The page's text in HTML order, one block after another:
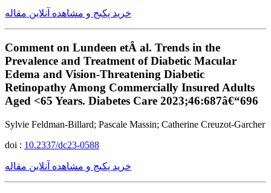
خرید پکیج و مشاهده آنلاین مقاله
Comment on Lundeen etÂ al. Trends in the
Prevalence and Treatment of Diabetic Macular
Edema and Vision-Threatening Diabetic
Retinopathy Among Commercially Insured Adults
Aged <65 Years. Diabetes Care 2023;46:687â€“696
Sylvie Feldman-Billard; Pascale Massin; Catherine Creuzot-Garcher
doi : 10.2337/dc23-0588
خرید پکیج و مشاهده آنلاین مقاله